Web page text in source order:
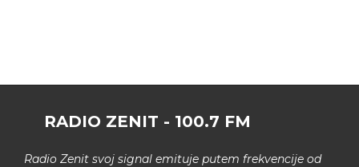
RADIO ZENIT - 100.7 FM
Radio Zenit svoj signal emituje putem frekvencije od